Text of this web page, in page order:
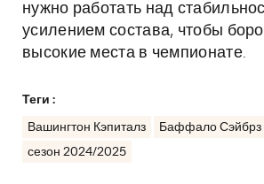
нужно работать над
усилением состава, чтобы
высокие места в чемпионате.
Теги :
Вашингтон Кэпиталз Баффало Сэйбрз
сезон 2024/2025